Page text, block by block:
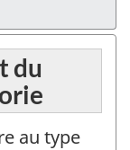
du
au type